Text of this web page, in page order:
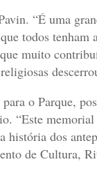
“É uma
todos
muito
o Parque,
“Este
dos
de Cultura,